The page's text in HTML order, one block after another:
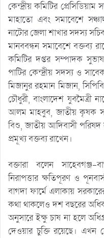
কেন্দ্রীয় কমিটির
মাহাতো এবং সমাবেশে
নাটোর জেলা শাখার সদস্য
মানববন্ধন সমাবেশে বক্তব্য
কমিটির দপ্তর সম্পাদক সুভাষ
পাটির কেন্দ্রীয় সদস্য ও
মিজানুর রহমান মিজান,
চৌধুরী, বাংলাদেশ যুবমৈত্রী
আলম মাহবুব, জাতীয় কৃষক
বিশু, জাতীয় আদিবাসী পরিষদ
প্রমূখ্য বক্তব্য রাখেন।
বক্তারা বলেন সাহেবগঞ্জ-
নিরাপত্তার ক্ষতিপূরণ ও
বাগদা ফার্মে এলাকায়
কথা থাকলেও দশ বছরের
অনুসারে ইক্ষু চাষ না হলে
দেওয়ার চুক্তি রয়েছে। এখন